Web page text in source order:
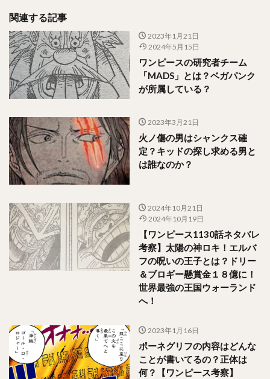
関連する記事
2023年1月21日
2024年5月15日
ワンピースの研究者チーム
「MADS」とは？ベガパンク
が所属している？
2023年3月21日
火ノ傷の男はシャンクス確
定？キッドの探し求める男と
は誰なのか？
2024年10月21日
2024年10月19日
【ワンピース1130話ネタバレ
考察】太陽の神ロキ！エルバ
フの呪いの王子とは？ドリー
＆ブロギー懸賞金１８億に！
世界最強の王国ウォーランド
へ！
2023年1月16日
ポーネグリフの内容はどんな
ことが書いてるの？正体は
何？【ワンピース考察】